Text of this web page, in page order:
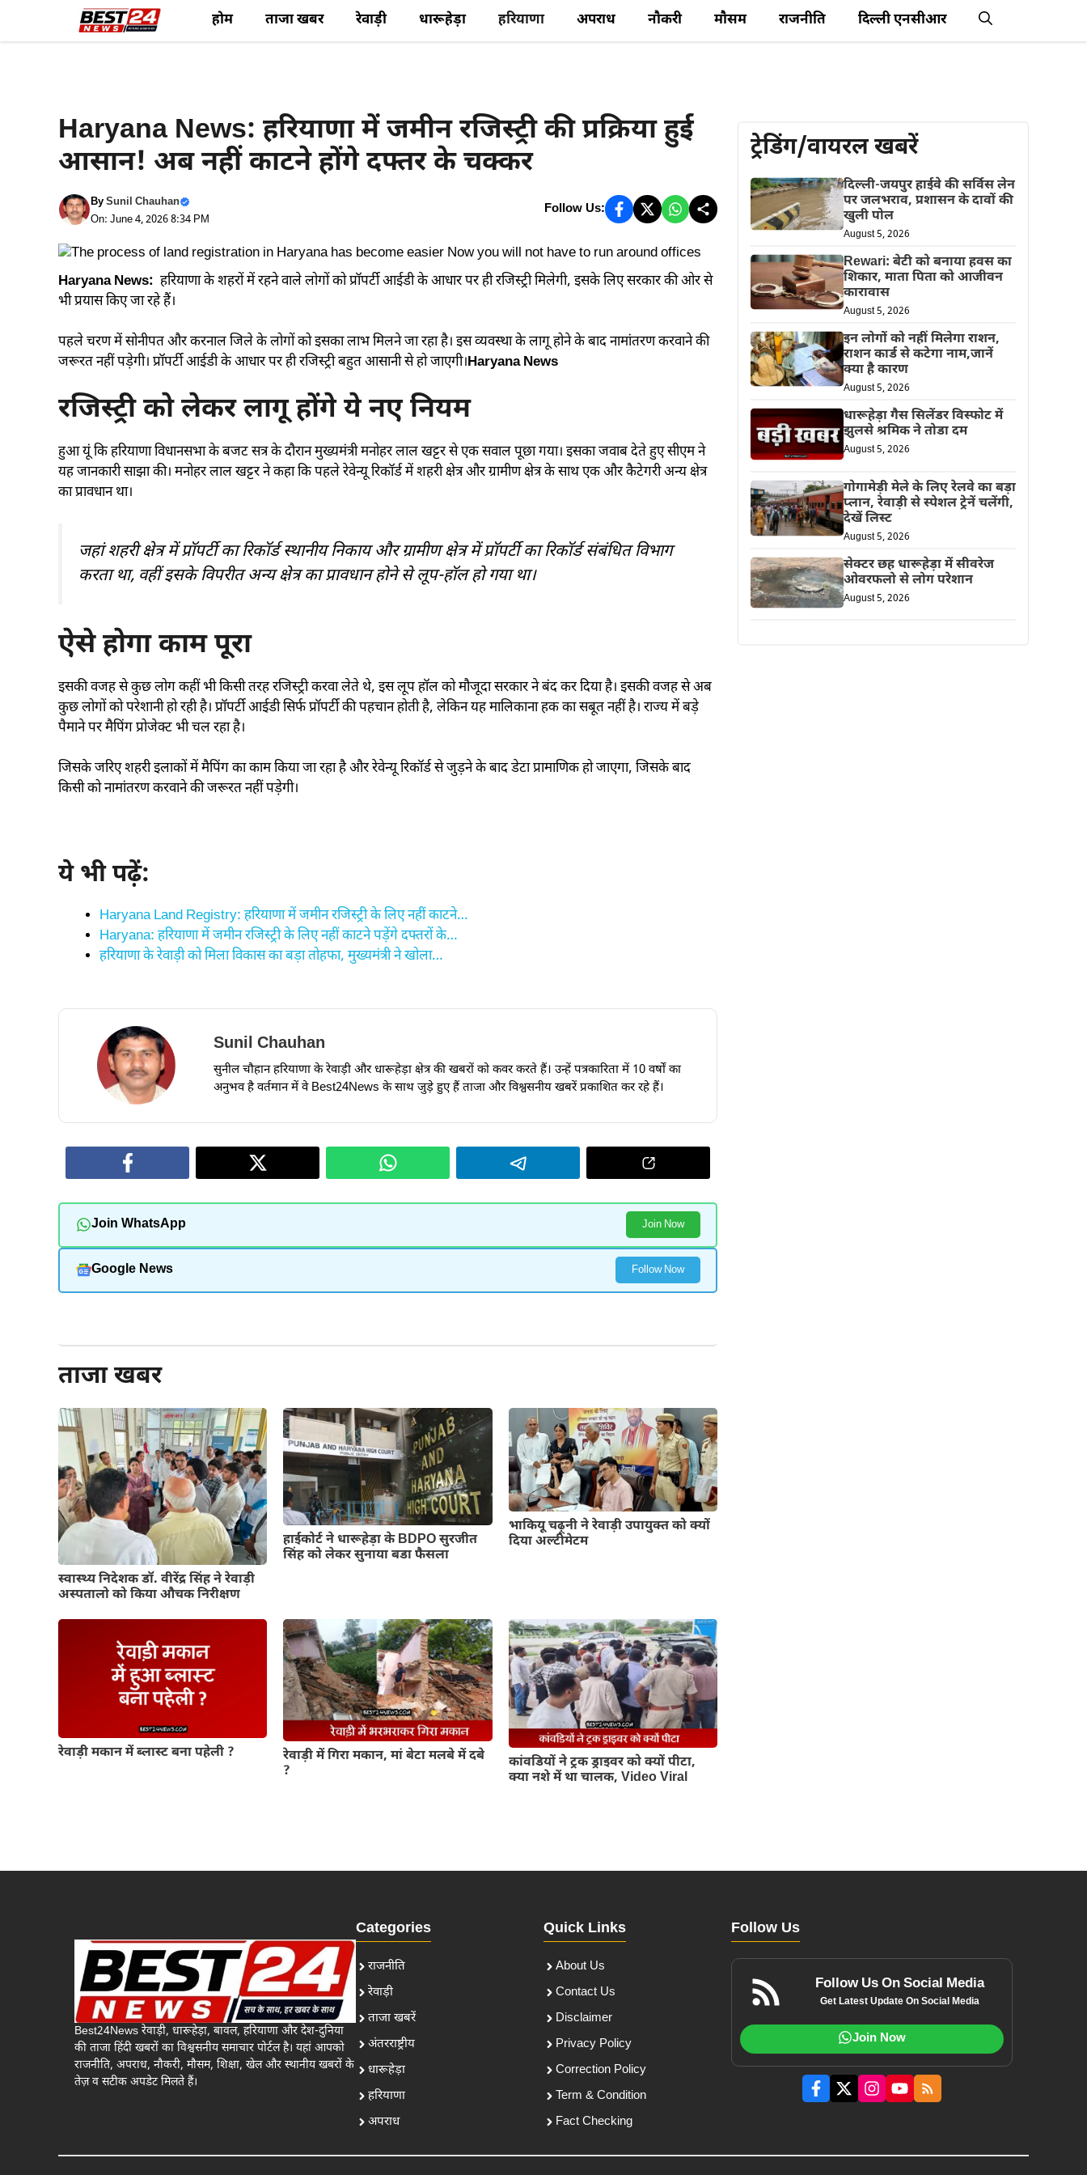
होम ताजा खबर रेवाड़ी धारूहेड़ा हरियाणा अपराध नौकरी मौसम राजनीति दिल्ली एनसीआर
Haryana News: हरियाणा में जमीन रजिस्ट्री की प्रक्रिया हुई
आसान! अब नहीं काटने होंगे दफ्तर के चक्कर
BySunil Chauhan
On: June 4, 2026 8:34 PM
Follow Us:
Haryana News: हरियाणा के शहरों में रहने वाले लोगों को प्रॉपर्टी आईडी के आधार पर ही रजिस्ट्री मिलेगी, इसके लिए सरकार की ओर से
भी प्रयास किए जा रहे हैं।
पहले चरण में सोनीपत और करनाल जिले के लोगों को इसका लाभ मिलने जा रहा है। इस व्यवस्था के लागू होने के बाद नामांतरण करवाने की
जरूरत नहीं पड़ेगी। प्रॉपर्टी आईडी के आधार पर ही रजिस्ट्री बहुत आसानी से हो जाएगी।Haryana News
रजिस्ट्री को लेकर लागू होंगे ये नए नियम
हुआ यूं कि हरियाणा विधानसभा के बजट सत्र के दौरान मुख्यमंत्री मनोहर लाल खट्टर से एक सवाल पूछा गया। इसका जवाब देते हुए सीएम ने
यह जानकारी साझा की। मनोहर लाल खट्टर ने कहा कि पहले रेवेन्यू रिकॉर्ड में शहरी क्षेत्र और ग्रामीण क्षेत्र के साथ एक और कैटेगरी अन्य क्षेत्र
का प्रावधान था।
जहां शहरी क्षेत्र में प्रॉपर्टी का रिकॉर्ड स्थानीय निकाय और ग्रामीण क्षेत्र में प्रॉपर्टी का रिकॉर्ड संबंधित विभाग
करता था, वहीं इसके विपरीत अन्य क्षेत्र का प्रावधान होने से लूप-हॉल हो गया था।
ऐसे होगा काम पूरा
इसकी वजह से कुछ लोग कहीं भी किसी तरह रजिस्ट्री करवा लेते थे, इस लूप हॉल को मौजूदा सरकार ने बंद कर दिया है। इसकी वजह से अब
कुछ लोगों को परेशानी हो रही है। प्रॉपर्टी आईडी सिर्फ प्रॉपर्टी की पहचान होती है, लेकिन यह मालिकाना हक का सबूत नहीं है। राज्य में बड़े
पैमाने पर मैपिंग प्रोजेक्ट भी चल रहा है।
जिसके जरिए शहरी इलाकों में मैपिंग का काम किया जा रहा है और रेवेन्यू रिकॉर्ड से जुड़ने के बाद डेटा प्रामाणिक हो जाएगा, जिसके बाद
किसी को नामांतरण करवाने की जरूरत नहीं पड़ेगी।
ये भी पढ़ें:
Haryana Land Registry: हरियाणा में जमीन रजिस्ट्री के लिए नहीं काटने…
Haryana: हरियाणा में जमीन रजिस्ट्री के लिए नहीं काटने पड़ेंगे दफ्तरों के…
हरियाणा के रेवाड़ी को मिला विकास का बड़ा तोहफा, मुख्यमंत्री ने खोला…
Sunil Chauhan
सुनील चौहान हरियाणा के रेवाड़ी और धारूहेड़ा क्षेत्र की खबरों को कवर करते हैं। उन्हें पत्रकारिता में 10 वर्षों का
अनुभव है वर्तमान में वे Best24News के साथ जुड़े हुए हैं ताजा और विश्वसनीय खबरें प्रकाशित कर रहे हैं।
Join WhatsApp Join Now
Google News Follow Now
ताजा खबर
स्वास्थ्य निदेशक डॉ. वीरेंद्र सिंह ने रेवाड़ी
अस्पतालो को किया औचक निरीक्षण
हाईकोर्ट ने धारूहेड़ा के BDPO सुरजीत
सिंह को लेकर सुनाया बडा फैसला
भाकियू चढ़ूनी ने रेवाड़ी उपायुक्त को क्यों
दिया अल्टीमेटम
रेवाड़ी मकान में ब्लास्ट बना पहेली ?
रेवाड़ी में गिरा मकान, मां बेटा मलबे में दबे
?
कांवडियों ने ट्रक ड्राइवर को क्यों पीटा,
क्या नशे में था चालक, Video Viral
ट्रेडिंग/वायरल खबरें
दिल्ली-जयपुर हाईवे की सर्विस लेन
पर जलभराव, प्रशासन के दावों की
खुली पोल
August 5, 2026
Rewari: बेटी को बनाया हवस का
शिकार, माता पिता को आजीवन
कारावास
August 5, 2026
इन लोगों को नहीं मिलेगा राशन,
राशन कार्ड से कटेगा नाम,जानें
क्या है कारण
August 5, 2026
धारूहेड़ा गैस सिलेंडर विस्फोट में
झुलसे श्रमिक ने तोडा दम
August 5, 2026
गोगामेड़ी मेले के लिए रेलवे का बड़ा
प्लान, रेवाड़ी से स्पेशल ट्रेनें चलेंगी,
देखें लिस्ट
August 5, 2026
सेक्टर छह धारूहेड़ा में सीवरेज
ओवरफलो से लोग परेशान
August 5, 2026
Best24News रेवाड़ी, धारूहेड़ा, बावल, हरियाणा और देश-दुनिया
की ताजा हिंदी खबरों का विश्वसनीय समाचार पोर्टल है। यहां आपको
राजनीति, अपराध, नौकरी, मौसम, शिक्षा, खेल और स्थानीय खबरों के
तेज़ व सटीक अपडेट मिलते हैं।
Categories
राजनीति
रेवाड़ी
ताजा खबरें
अंतरराष्ट्रीय
धारूहेड़ा
हरियाणा
अपराध
Quick Links
About Us
Contact Us
Disclaimer
Privacy Policy
Correction Policy
Term & Condition
Fact Checking
Follow Us
Follow Us On Social Media
Get Latest Update On Social Media
Join Now